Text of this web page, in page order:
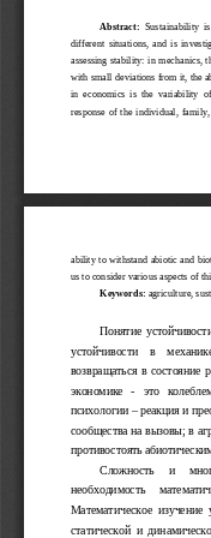
Abstract:
Sustainability   is
different  situations, and is
assessing stability: in mechanics,
with small deviations from it, the
in   economics   is   the   variability
response of the individual,
ability to withstand abiotic and
us to consider various aspects of
Keywords: agriculture,
Понятие
устойчивости     в
возвращаться в состояние
экономике   -   это
психологии – реакция и
сообщества на вызовы; в
противостоять
Сложность     и
необходимость
Математическое   изучение
статической   и